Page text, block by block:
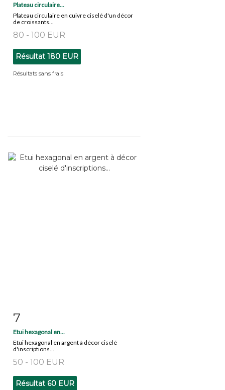
Plateau circulaire...
Plateau circulaire en cuivre ciselé d'un décor
de croissants...
80 - 100 EUR
Résultat 180 EUR
Résultats sans frais
Fiche détaillée
7
Etui hexagonal en...
Etui hexagonal en argent à décor ciselé
d'inscriptions...
50 - 100 EUR
Résultat 60 EUR